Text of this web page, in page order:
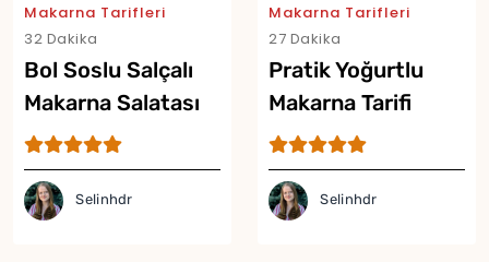
Makarna Tarifleri
32 Dakika
Bol Soslu Salçalı
Makarna Salatası
Tarifi
Selinhdr
Makarna Tarifleri
27 Dakika
Pratik Yoğurtlu
Makarna Tarifi
Selinhdr